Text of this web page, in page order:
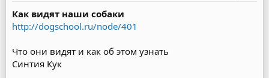
Как видят наши собаки
http://dogschool.ru/node/401
Что они видят и как об этом узнать
Синтия Кук